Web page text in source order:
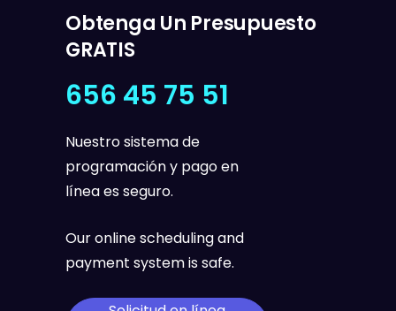
Obtenga Un Presupuesto
GRATIS
656 45 75 51
Nuestro sistema de
programación y pago en
línea es seguro.
Our online scheduling and
payment system is safe.